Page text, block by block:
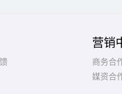
营销
商务合
媒资合